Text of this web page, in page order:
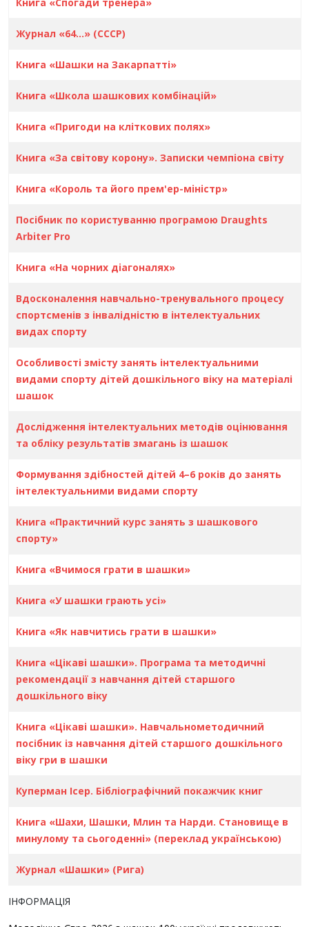
Журнал «64...» (СССР)
Книга «Шашки на Закарпатті»
Книга «Школа шашкових комбінацій»
Книга «Пригоди на кліткових полях»
Книга «За світову корону». Записки чемпіона світу
Книга «Король та його прем'ер-мiнiстр»
Посібник по користуванню програмою Draughts
Arbiter Pro
Книга «На чорних дiагоналях»
Вдосконалення навчально-тренувального процесу
спортсменів з інвалідністю в інтелектуальних
видах спорту
Особливості змісту занять інтелектуальними
видами спорту дітей дошкільного віку на матеріалі
шашок
Дослідження інтелектуальних методів оцінювання
та обліку результатів змагань із шашок
Формування здібностей дітей 4–6 років до занять
інтелектуальними видами спорту
Книга «Практичний курс занять з шашкового
спорту»
Книга «Вчимося грати в шашки»
Книга «У шашки грають усі»
Книга «Як навчитись грати в шашки»
Книга «Цікаві шашки». Програма та методичні
рекомендації з навчання дітей старшого
дошкільного віку
Книга «Цікаві шашки». Навчальнометодичний
посібник із навчання дітей старшого дошкільного
віку гри в шашки
Куперман Ісер. Бібліографічний покажчик книг
Книга «Шахи, Шашки, Млин та Нарди. Становище в
минулому та сьогоденні» (переклад українською)
Журнал «Шашки» (Рига)
ІНФОРМАЦІЯ